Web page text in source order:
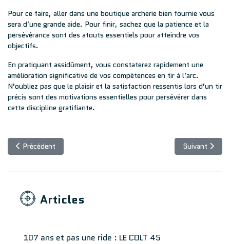
Pour ce faire, aller dans une boutique archerie bien fournie vous
sera d’une grande aide. Pour finir, sachez que la patience et la
persévérance sont des atouts essentiels pour atteindre vos
objectifs.
En pratiquant assidûment, vous constaterez rapidement une
amélioration significative de vos compétences en tir à l’arc.
N’oubliez pas que le plaisir et la satisfaction ressentis lors d’un tir
précis sont des motivations essentielles pour persévérer dans
cette discipline gratifiante.
Article précédent : Introduction aux carabines PCC
Précédent Article
Suivant
Articles
107 ans et pas une ride : LE COLT 45